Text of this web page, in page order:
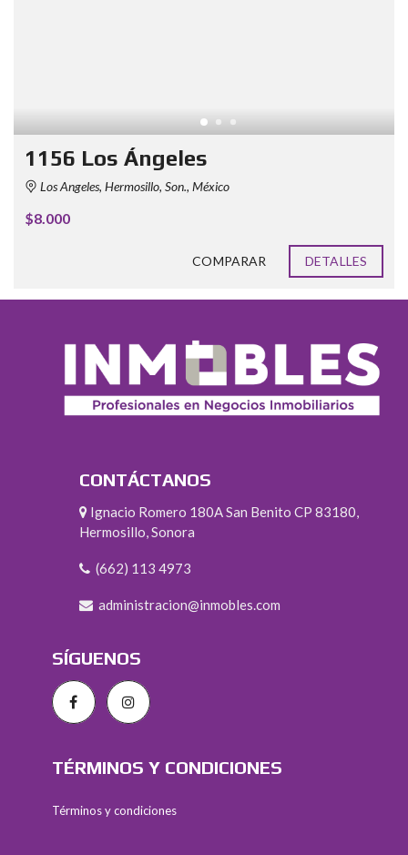
1156 Los Ángeles
Los Angeles, Hermosillo, Son., México
$8.000
COMPARAR DETALLES
CONTÁCTANOS
Ignacio Romero 180A San Benito CP 83180,
Hermosillo, Sonora
(662) 113 4973
administracion@inmobles.com
SÍGUENOS
TÉRMINOS Y CONDICIONES
Términos y condiciones